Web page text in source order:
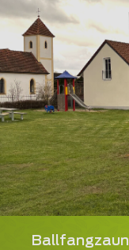
Ballfangzaun